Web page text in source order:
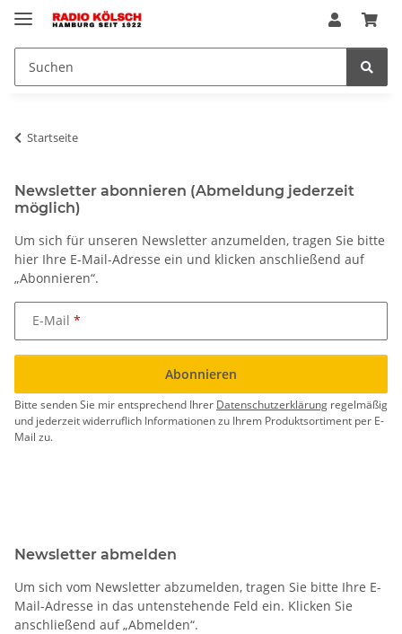
Startseite
Newsletter abonnieren (Abmeldung jederzeit
möglich)
Um sich für unseren Newsletter anzumelden, tragen Sie bitte
hier Ihre E-Mail-Adresse ein und klicken anschließend auf
„Abonnieren“.
E-Mail
Abonnieren
Bitte senden Sie mir entsprechend Ihrer Datenschutzerklärung regelmäßig
und jederzeit widerruflich Informationen zu Ihrem Produktsortiment per E-
Mail zu.
Newsletter abmelden
Um sich vom Newsletter abzumelden, tragen Sie bitte Ihre E-
Mail-Adresse in das untenstehende Feld ein. Klicken Sie
anschließend auf „Abmelden“.